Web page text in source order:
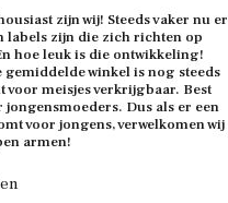
zijn wij! Steeds vaker nu er
labels zijn die zich richten op
hoe leuk is die ontwikkeling!
gemiddelde winkel is nog steeds
voor meisjes verkrijgbaar. Best
jongensmoeders. Dus als er een
voor jongens, verwelkomen wij
armen!